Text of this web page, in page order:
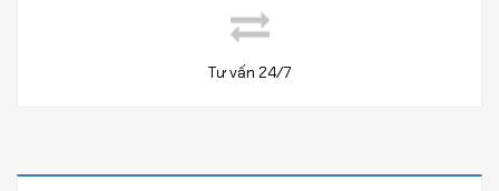
Tư vấn 24/7